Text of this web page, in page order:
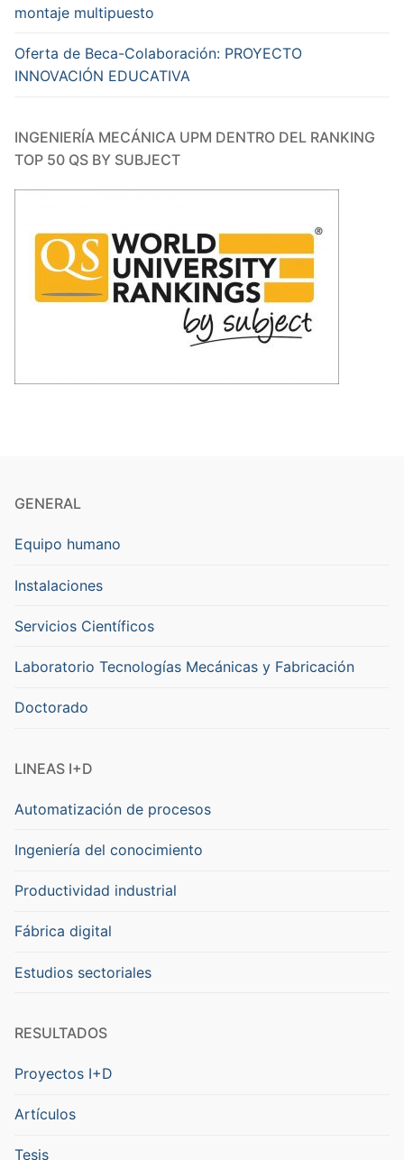
montaje multipuesto
Oferta de Beca-Colaboración: PROYECTO
INNOVACIÓN EDUCATIVA
INGENIERÍA MECÁNICA UPM DENTRO DEL RANKING
TOP 50 QS BY SUBJECT
GENERAL
Equipo humano
Instalaciones
Servicios Científicos
Laboratorio Tecnologías Mecánicas y Fabricación
Doctorado
LINEAS I+D
Automatización de procesos
Ingeniería del conocimiento
Productividad industrial
Fábrica digital
Estudios sectoriales
RESULTADOS
Proyectos I+D
Artículos
Tesis